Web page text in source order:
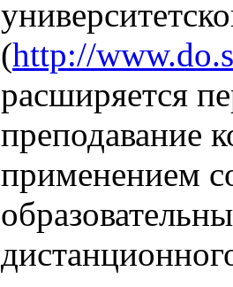
(http://
расширяется
преподавание
применением